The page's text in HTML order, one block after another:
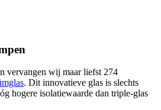
vervangen wij maar liefst 274
. Dit innovatieve glas is slechts
hogere isolatiewaarde dan triple-glas